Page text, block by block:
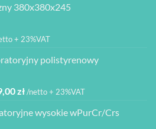
380x380x245
+ 23%VAT
polistyrenowy
złAktualna
wynosi:
/netto + 23%VAT
wysokie wPurCr/Crs